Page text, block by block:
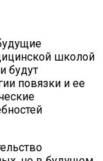
школой
будут
повязки и ее